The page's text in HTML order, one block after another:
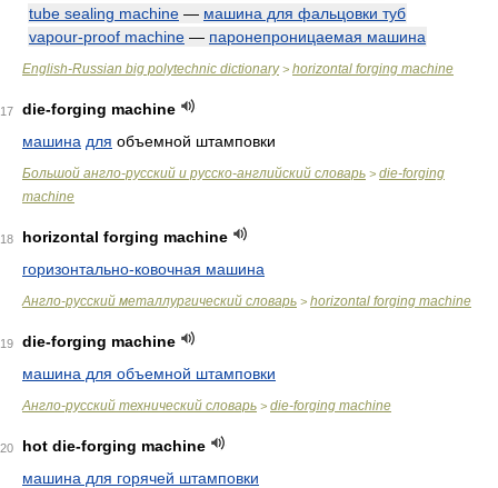
tube sealing machine — машина для фальцовки туб
vapour-proof machine — паронепроницаемая машина
English-Russian big polytechnic dictionary> horizontal forging machine
17
die-forging machine
машина для объемной штамповки
Большой англо-русский и русско-английский словарь > die-forging
machine
18
horizontal forging machine
горизонтально-ковочная машина
Англо-русский металлургический словарь > horizontal forging machine
19
die-forging machine
машина для объемной штамповки
Англо-русский технический словарь > die-forging machine
20
hot die-forging machine
машина для горячей штамповки